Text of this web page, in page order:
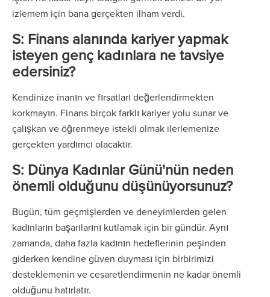
izlemem için bana gerçekten ilham verdi.
S: Finans alanında kariyer yapmak
isteyen genç kadınlara ne tavsiye
edersiniz?
Kendinize inanın ve fırsatları değerlendirmekten
korkmayın. Finans birçok farklı kariyer yolu sunar ve
çalışkan ve öğrenmeye istekli olmak ilerlemenize
gerçekten yardımcı olacaktır.
S: Dünya Kadınlar Günü'nün neden
önemli olduğunu düşünüyorsunuz?
Bugün, tüm geçmişlerden ve deneyimlerden gelen
kadınların başarılarını kutlamak için bir gündür. Aynı
zamanda, daha fazla kadının hedeflerinin peşinden
giderken kendine güven duyması için birbirimizi
desteklemenin ve cesaretlendirmenin ne kadar önemli
olduğunu hatırlatır.